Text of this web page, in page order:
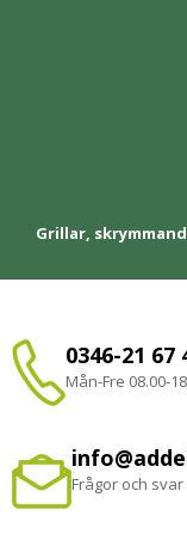
Grillar,
0346-21 67
Mån-Fre 08.00-
Frågor och svar